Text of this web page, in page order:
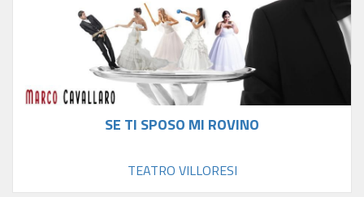
SE TI SPOSO MI ROVINO
TEATRO VILLORESI